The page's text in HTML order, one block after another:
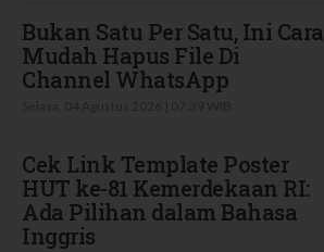
Bukan Satu Per Satu, Ini Cara
Mudah Hapus File Di
Channel WhatsApp
Cek Link Template Poster
HUT ke-81 Kemerdekaan RI:
Ada Pilihan dalam Bahasa
Inggris